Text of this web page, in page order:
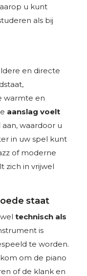
u kunt
als bij
en directe
warmte en
aanslag voelt
aan, waardoor u
in uw spel kunt
of moderne
zich in vrijwel
staat
technisch als
is
te worden.
om de piano
of de klank en